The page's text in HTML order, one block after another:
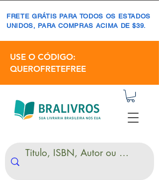
FRETE GRÁTIS PARA TODOS OS ESTADOS
UNIDOS, PARA COMPRAS ACIMA DE $39.
USE O CÓDIGO:
QUEROFRETEFREE